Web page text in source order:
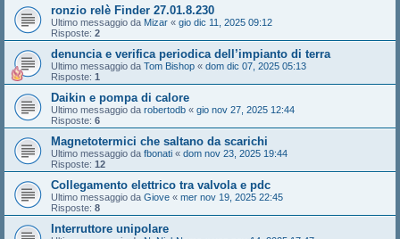
ronzio relè Finder 27.01.8.230
Ultimo messaggio da Mizar « gio dic 11, 2025 09:12
Risposte: 2
denuncia e verifica periodica dell’impianto di terra
Ultimo messaggio da Tom Bishop « dom dic 07, 2025 05:13
Risposte: 1
Daikin e pompa di calore
Ultimo messaggio da robertodb « gio nov 27, 2025 12:44
Risposte: 6
Magnetotermici che saltano da scarichi
Ultimo messaggio da fbonati « dom nov 23, 2025 19:44
Risposte: 12
Collegamento elettrico tra valvola e pdc
Ultimo messaggio da Giove « mer nov 19, 2025 22:45
Risposte: 8
Interruttore unipolare